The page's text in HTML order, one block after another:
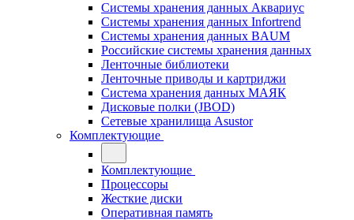
Системы хранения данных Аквариус
Системы хранения данных Infortrend
Системы хранения данных BAUM
Российские системы хранения данных
Ленточные библиотеки
Ленточные приводы и картриджи
Система хранения данных МАЯК
Дисковые полки (JBOD)
Сетевые хранилища Asustor
Комплектующие
Комплектующие
Процессоры
Жесткие диски
Оперативная память